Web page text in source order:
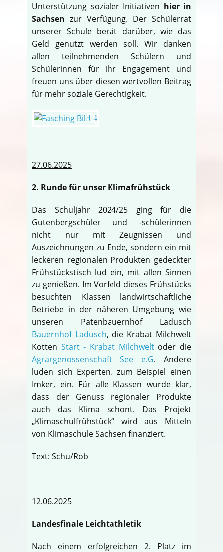
Unterstützung sozialer Initiativen hier in
Sachsen zur Verfügung. Der Schülerrat
unserer Schule berät darüber, wie das
Geld genutzt werden soll. Wir danken
allen teilnehmenden Schülern und
Schülerinnen für ihr Engagement und
freuen uns über diesen wertvollen Beitrag
für mehr soziale Gerechtigkeit.
27.06.2025
2. Runde für unser Klimafrühstück
Das Schuljahr 2024/25 ging für die
Gutenbergschüler und -schülerinnen
nicht nur mit Zeugnissen und
Auszeichnungen zu Ende, sondern ein mit
leckeren regionalen Produkten gedeckter
Frühstückstisch lud ein, mit allen Sinnen
zu genießen. Im Vorfeld dieses Frühstücks
besuchten Klassen landwirtschaftliche
Betriebe in der näheren Umgebung wie
unseren Patenbauernhof Ladusch
Bauernhof Ladusch, die Krabat Milchwelt
Kotten Start - Krabat Milchweltoder die
Agrargenossenschaft See e.G. Andere
luden sich Experten, zum Beispiel einen
Imker, ein. Für alle Klassen wurde klar,
dass der Genuss regionaler Produkte
auch das Klima schont. Das Projekt
„Klimaschulfrühstück“ wird aus Mitteln
von Klimaschule Sachsen finanziert.
Text: Schu/Rob
12.06.2025
Landesfinale Leichtathletik
Nach einem erfolgreichen 2. Platz im